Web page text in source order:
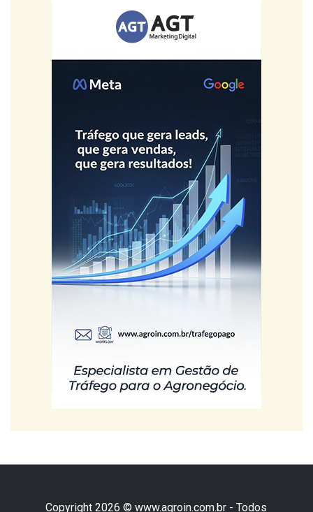
Copyright 2026 © www.agroin.com.br - Todos